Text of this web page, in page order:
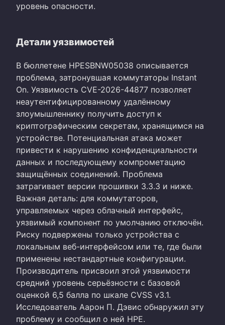
уровень опасности.
Детали уязвимостей
В бюллетене HPESBNW05038 описывается
проблема, затронувшая коммутаторы Instant
On. Уязвимость CVE-2026-44877 позволяет
неаутентифицированному удалённому
злоумышленнику получить доступ к
криптографическим секретам, хранящимся на
устройстве. Потенциальная атака может
привести к нарушению конфиденциальности
данных и последующему компрометацию
защищённых соединений. Проблема
затрагивает версии прошивки 3.3.3 и ниже.
Важная деталь: для коммутаторов,
управляемых через облачный интерфейс,
уязвимый компонент по умолчанию отключён.
Риску подвержены только устройства с
локальным веб-интерфейсом или те, где были
применены нестандартные конфигурации.
Производитель присвоил этой уязвимости
средний уровень серьёзности с базовой
оценкой 6,5 балла по шкале CVSS v3.1.
Исследователь Аарон П. Дэвис обнаружил эту
проблему и сообщил о ней HPE.